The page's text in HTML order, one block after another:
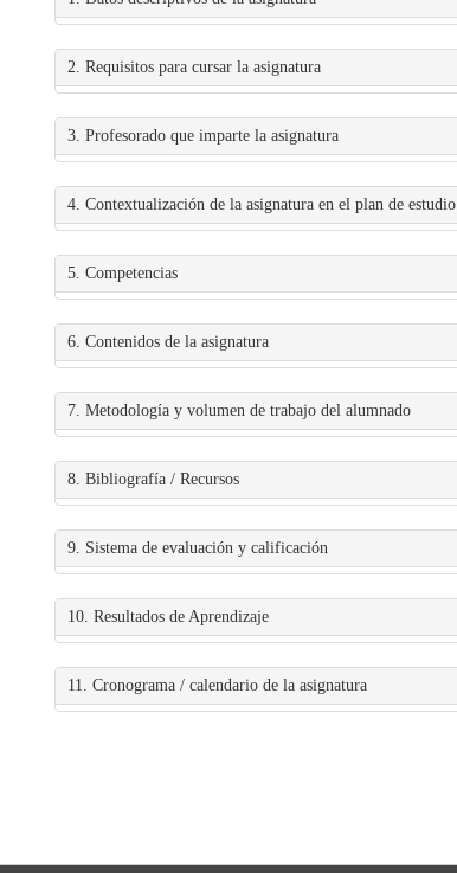
2. Requisitos para cursar la asignatura
3. Profesorado que imparte la asignatura
4. Contextualización de la asignatura en el plan de estudio
5. Competencias
6. Contenidos de la asignatura
7. Metodología y volumen de trabajo del alumnado
8. Bibliografía / Recursos
9. Sistema de evaluación y calificación
10. Resultados de Aprendizaje
11. Cronograma / calendario de la asignatura